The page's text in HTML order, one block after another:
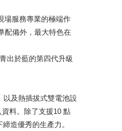
場服務專業的極端作
配備外，最大特色在
出於藍的第四代升級
以及熱插拔式雙電池設
料。除了支援10 點
造優秀的生產力。